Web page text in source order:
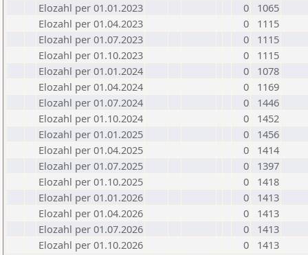
Elozahl per 01.01.2023
0
1065
Elozahl per 01.04.2023
0
1115
Elozahl per 01.07.2023
0
1115
Elozahl per 01.10.2023
0
1115
Elozahl per 01.01.2024
0
1078
Elozahl per 01.04.2024
0
1169
Elozahl per 01.07.2024
0
1446
Elozahl per 01.10.2024
0
1452
Elozahl per 01.01.2025
0
1456
Elozahl per 01.04.2025
0
1414
Elozahl per 01.07.2025
0
1397
Elozahl per 01.10.2025
0
1418
Elozahl per 01.01.2026
0
1413
Elozahl per 01.04.2026
0
1413
Elozahl per 01.07.2026
0
1413
Elozahl per 01.10.2026
0 1413